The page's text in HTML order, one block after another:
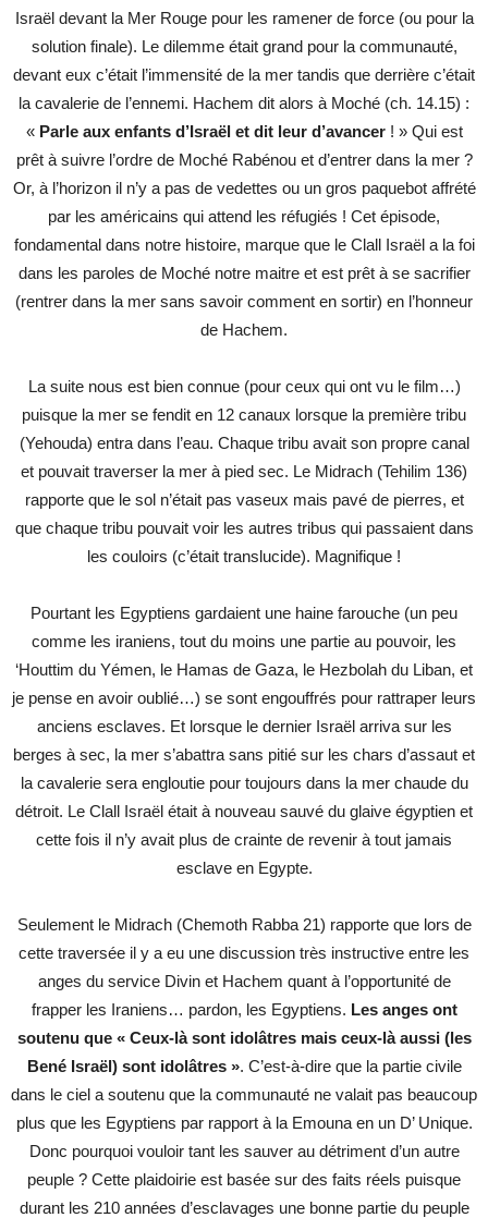
Israël devant la Mer Rouge pour les ramener de force (ou pour la
solution finale). Le dilemme était grand pour la communauté,
devant eux c’était l’immensité de la mer tandis que derrière c’était
la cavalerie de l’ennemi. Hachem dit alors à Moché (ch. 14.15) :
« Parle aux enfants d’Israël et dit leur d’avancer! » Qui est
prêt à suivre l’ordre de Moché Rabénou et d’entrer dans la mer ?
Or, à l’horizon il n’y a pas de vedettes ou un gros paquebot affrété
par les américains qui attend les réfugiés ! Cet épisode,
fondamental dans notre histoire, marque que le Clall Israël a la foi
dans les paroles de Moché notre maitre et est prêt à se sacrifier
(rentrer dans la mer sans savoir comment en sortir) en l’honneur
de Hachem.
La suite nous est bien connue (pour ceux qui ont vu le film…)
puisque la mer se fendit en 12 canaux lorsque la première tribu
(Yehouda) entra dans l’eau. Chaque tribu avait son propre canal
et pouvait traverser la mer à pied sec. Le Midrach (Tehilim 136)
rapporte que le sol n’était pas vaseux mais pavé de pierres, et
que chaque tribu pouvait voir les autres tribus qui passaient dans
les couloirs (c’était translucide). Magnifique !
Pourtant les Egyptiens gardaient une haine farouche (un peu
comme les iraniens, tout du moins une partie au pouvoir, les
‘Houttim du Yémen, le Hamas de Gaza, le Hezbolah du Liban, et
je pense en avoir oublié…) se sont engouffrés pour rattraper leurs
anciens esclaves. Et lorsque le dernier Israël arriva sur les
berges à sec, la mer s’abattra sans pitié sur les chars d’assaut et
la cavalerie sera engloutie pour toujours dans la mer chaude du
détroit. Le Clall Israël était à nouveau sauvé du glaive égyptien et
cette fois il n’y avait plus de crainte de revenir à tout jamais
esclave en Egypte.
Seulement le Midrach (Chemoth Rabba 21) rapporte que lors de
cette traversée il y a eu une discussion très instructive entre les
anges du service Divin et Hachem quant à l’opportunité de
frapper les Iraniens… pardon, les Egyptiens. Les anges ont
soutenu que « Ceux-là sont idolâtres mais ceux-là aussi (les
Bené Israël) sont idolâtres ». C’est-à-dire que la partie civile
dans le ciel a soutenu que la communauté ne valait pas beaucoup
plus que les Egyptiens par rapport à la Emouna en un D’ Unique.
Donc pourquoi vouloir tant les sauver au détriment d’un autre
peuple ? Cette plaidoirie est basée sur des faits réels puisque
durant les 210 années d’esclavages une bonne partie du peuple